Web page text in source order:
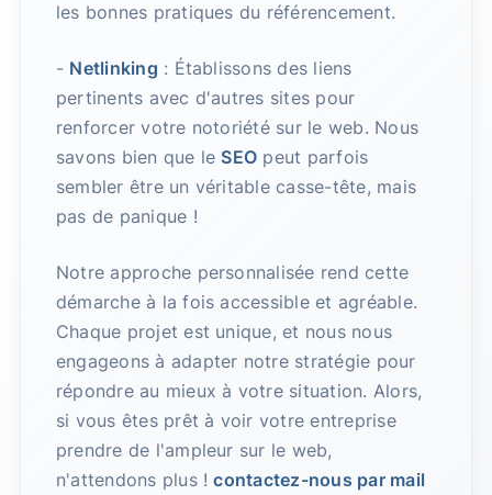
les bonnes pratiques du référencement.
- Netlinking : Établissons des liens
pertinents avec d'autres sites pour
renforcer votre notoriété sur le web. Nous
savons bien que le SEO peut parfois
sembler être un véritable casse-tête, mais
pas de panique !
Notre approche personnalisée rend cette
démarche à la fois accessible et agréable.
Chaque projet est unique, et nous nous
engageons à adapter notre stratégie pour
répondre au mieux à votre situation. Alors,
si vous êtes prêt à voir votre entreprise
prendre de l'ampleur sur le web,
n'attendons plus !contactez-nous par mail